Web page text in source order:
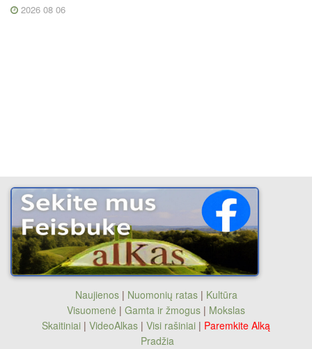
2026 08 06
Naujienos| Nuomonių ratas| Kultūra
Visuomenė | Gamta ir žmogus | Mokslas
Skaitiniai | VideoAlkas | Visi rašiniai | Paremkite Alką
Pradžia